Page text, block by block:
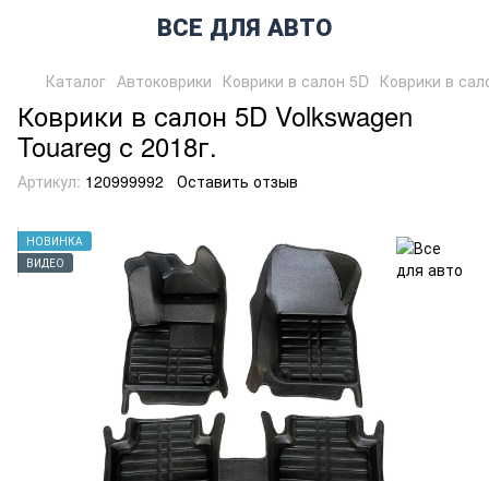
ВСЕ ДЛЯ АВТО
Каталог Автоковрики Коврики в салон 5D Коврики в
Коврики в салон 5D Volkswagen
Touareg с 2018г.
Артикул: 120999992 Оставить отзыв
НОВИНКА
ВИДЕО